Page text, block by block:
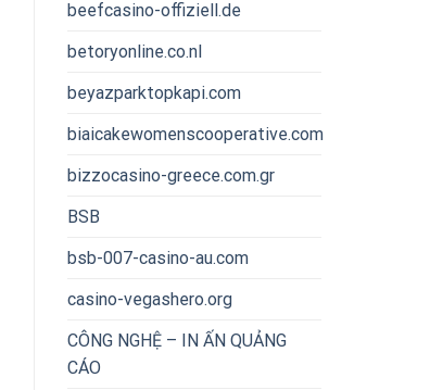
beefcasino-offiziell.de
betoryonline.co.nl
beyazparktopkapi.com
biaicakewomenscooperative.com
bizzocasino-greece.com.gr
BSB
bsb-007-casino-au.com
casino-vegashero.org
CÔNG NGHỆ – IN ẤN QUẢNG
CÁO